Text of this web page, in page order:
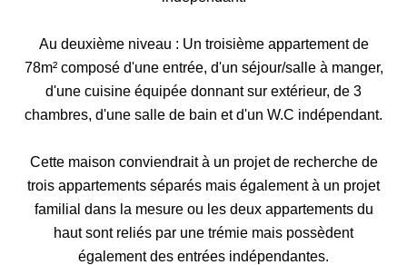
Au deuxième niveau : Un troisième appartement de
78m² composé d'une entrée, d'un séjour/salle à manger,
d'une cuisine équipée donnant sur extérieur, de 3
chambres, d'une salle de bain et d'un W.C indépendant.
Cette maison conviendrait à un projet de recherche de
trois appartements séparés mais également à un projet
familial dans la mesure ou les deux appartements du
haut sont reliés par une trémie mais possèdent
également des entrées indépendantes.